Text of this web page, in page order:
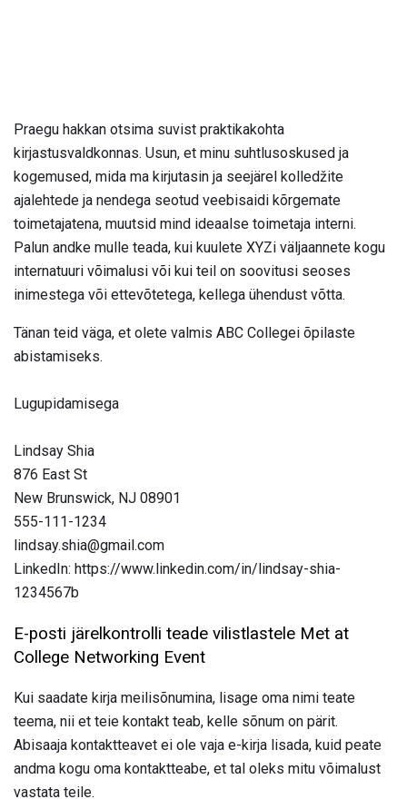
Praegu hakkan otsima suvist praktikakohta
kirjastusvaldkonnas. Usun, et minu suhtlusoskused ja
kogemused, mida ma kirjutasin ja seejärel kolledžite
ajalehtede ja nendega seotud veebisaidi kõrgemate
toimetajatena, muutsid mind ideaalse toimetaja interni.
Palun andke mulle teada, kui kuulete XYZi väljaannete kogu
internatuuri võimalusi või kui teil on soovitusi seoses
inimestega või ettevõtetega, kellega ühendust võtta.
Tänan teid väga, et olete valmis ABC Collegei õpilaste
abistamiseks.
Lugupidamisega
Lindsay Shia
876 East St
New Brunswick, NJ 08901
555-111-1234
lindsay.shia@gmail.com
LinkedIn: https://www.linkedin.com/in/lindsay-shia-
1234567b
E-posti järelkontrolli teade vilistlastele Met at
College Networking Event
Kui saadate kirja meilisõnumina, lisage oma nimi teate
teema, nii et teie kontakt teab, kelle sõnum on pärit.
Abisaaja kontaktteavet ei ole vaja e-kirja lisada, kuid peate
andma kogu oma kontaktteabe, et tal oleks mitu võimalust
vastata teile.